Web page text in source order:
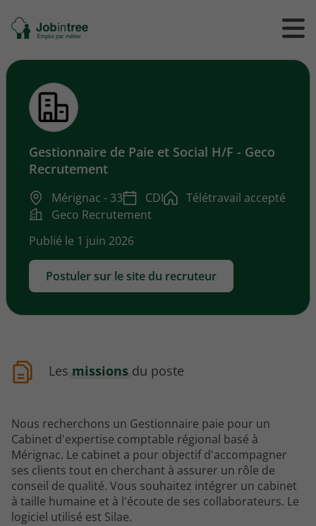
Se
rendre
Ouvrir
/
le
Gestionnaire de Paie et Social H/F - Geco
Recrutement
Mérignac - 33 CDI
Télétravail accepté
Geco Recrutement
Publié le 1 juin 2026
Postuler sur le site du recruteur
Les missions du poste
Nous recherchons un Gestionnaire paie pour un
Cabinet d'expertise comptable régional basé à
Mérignac. Le cabinet a pour objectif d'accompagner
ses clients tout en cherchant à assurer un rôle de
conseil de qualité. Vous souhaitez intégrer un cabinet
à taille humaine et à l'écoute de ses collaborateurs. Le
logiciel utilisé est Silae.